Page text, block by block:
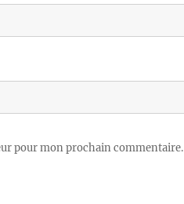
pour mon prochain commentaire.